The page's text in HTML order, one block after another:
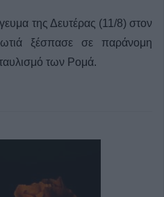
της Δευτέρας (11/8) στον
ξέσπασε σε παράνομη
των Ρομά.